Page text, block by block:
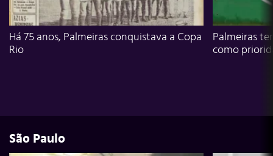
Há 75 anos, Palmeiras conquistava a Copa
Rio
Palmeiras
como
São Paulo